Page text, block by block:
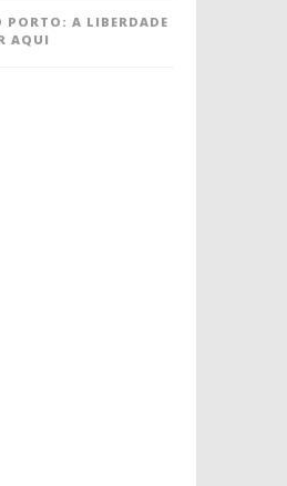
PORTO: A LIBERDADE
AQUI